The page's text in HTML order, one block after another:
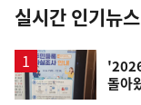
뉴
스
실시간 인기뉴스
돌아